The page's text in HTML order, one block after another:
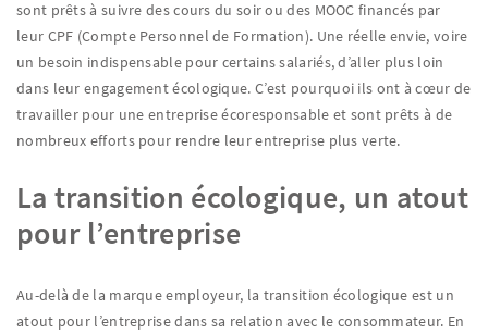
sont prêts à suivre des cours du soir ou des MOOC financés par
leur CPF (Compte Personnel de Formation). Une réelle envie, voire
un besoin indispensable pour certains salariés, d’aller plus loin
dans leur engagement écologique. C’est pourquoi ils ont à cœur de
travailler pour une entreprise écoresponsable et sont prêts à de
nombreux efforts pour rendre leur entreprise plus verte.
La transition écologique, un atout
pour l’entreprise
Au-delà de la marque employeur, la transition écologique est un
atout pour l’entreprise dans sa relation avec le consommateur. En